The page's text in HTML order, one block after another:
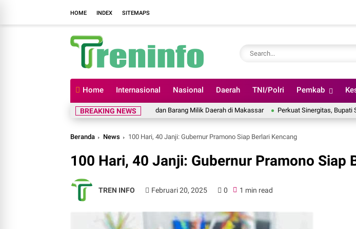
HOME INDEX SITEMAPS
Home Internasional Nasional Daerah TNI/Polri Pemkab
BREAKING NEWS
Soppeng Ikuti Rakor Pengelolaan BUMD dan Barang Milik Daerah di Makassar Perkuat Sinergitas, Bupati Soppeng
Beranda News 100 Hari, 40 Janji: Gubernur Pramono Siap Berlari Kencang
100 Hari, 40 Janji: Gubernur Pramono Siap
TREN INFO Februari 20, 2025 0 1 min read